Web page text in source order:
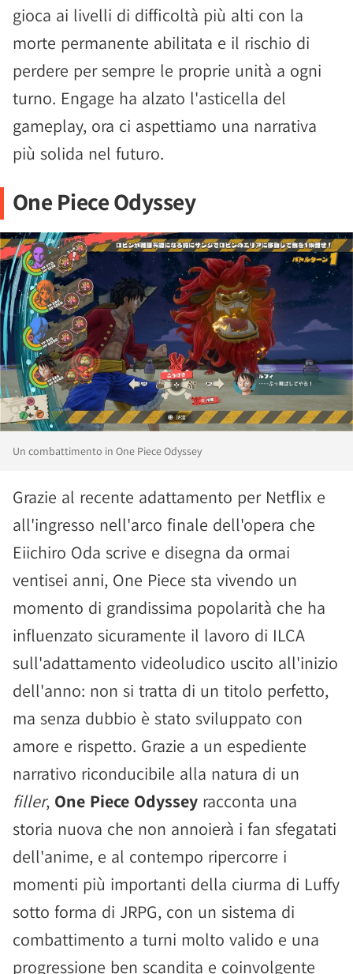
gioca ai livelli di difficoltà più alti con la
morte permanente abilitata e il rischio di
perdere per sempre le proprie unità a ogni
turno. Engage ha alzato l'asticella del
gameplay, ora ci aspettiamo una narrativa
più solida nel futuro.
One Piece Odyssey
Un combattimento in One Piece Odyssey
Grazie al recente adattamento per Netflix e
all'ingresso nell'arco finale dell'opera che
Eiichiro Oda scrive e disegna da ormai
ventisei anni, One Piece sta vivendo un
momento di grandissima popolarità che ha
influenzato sicuramente il lavoro di ILCA
sull'adattamento videoludico uscito all'inizio
dell'anno: non si tratta di un titolo perfetto,
ma senza dubbio è stato sviluppato con
amore e rispetto. Grazie a un espediente
narrativo riconducibile alla natura di un
filler, One Piece Odyssey racconta una
storia nuova che non annoierà i fan sfegatati
dell'anime, e al contempo ripercorre i
momenti più importanti della ciurma di Luffy
sotto forma di JRPG, con un sistema di
combattimento a turni molto valido e una
progressione ben scandita e coinvolgente